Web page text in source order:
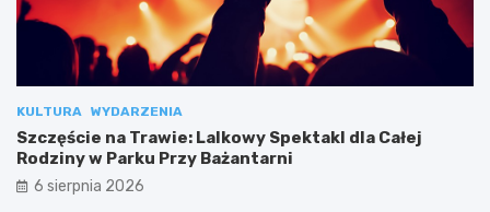
KULTURA WYDARZENIA
Szczęście na Trawie: Lalkowy Spektakl dla Całej
Rodziny w Parku Przy Bażantarni
6 sierpnia 2026